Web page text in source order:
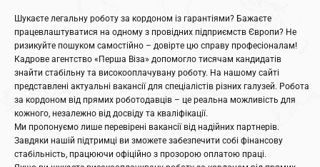
Шукаєте легальну роботу за кордоном із гарантіями? Бажаєте
працевлаштуватися на одному з провідних підприємств Європи? Не
ризикуйте пошуком самостійно – довірте цю справу професіоналам!
Кадрове агентство «Перша Віза» допомогло тисячам кандидатів
знайти стабільну та високооплачувану роботу. На нашому сайті
представлені актуальні вакансії для спеціалістів різних галузей. Робота
за кордоном від прямих роботодавців – це реальна можливість для
кожного, незалежно від досвіду та кваліфікації.
Ми пропонуємо лише перевірені вакансії від надійних партнерів.
Завдяки нашій підтримці ви зможете забезпечити собі фінансову
стабільність, працюючи офіційно з прозорою оплатою праці.